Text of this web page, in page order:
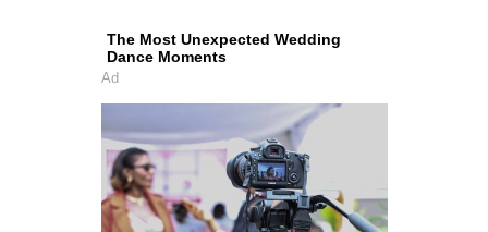
The Most Unexpected Wedding
Dance Moments
Ad